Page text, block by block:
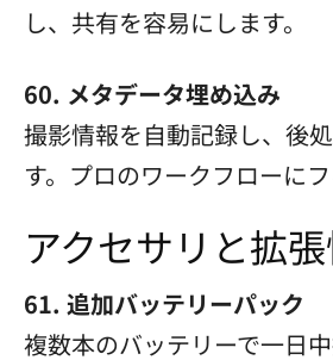
し、共有を容易にします。
60. メタデータ埋め込み
撮影情報を自動記録し、後
す。プロのワークフローにフ
アクセサリと拡
61. 追加バッテリーパック
複数本のバッテリーで一日